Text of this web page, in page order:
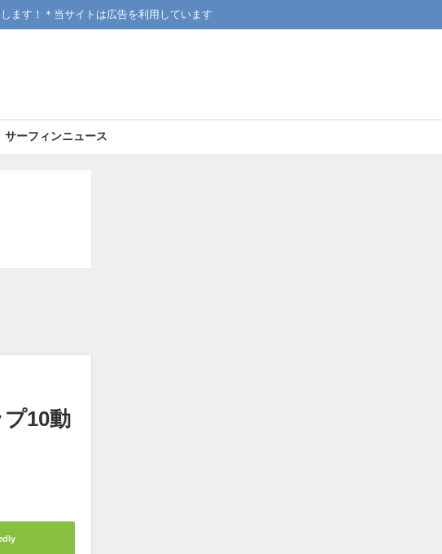
ます！＊当サイトは広告を利用しています
サーフィンニュース
10動